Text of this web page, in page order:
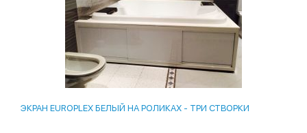
ЭКРАН EUROPLEX БЕЛЫЙ НА РОЛИКАХ - ТРИ СТВОРКИ